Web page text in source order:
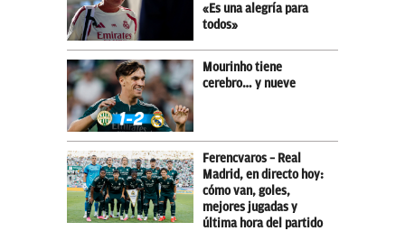
«Es una alegría para
todos»
Mourinho tiene
cerebro… y nueve
Ferencvaros – Real
Madrid, en directo hoy:
cómo van, goles,
mejores jugadas y
última hora del partido